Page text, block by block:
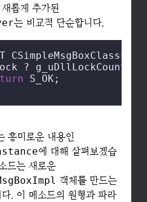
롭게 추가된
는 비교적 단순합니다.
? g_uDllLockCount++
S_OK;
흥미로운 내용인
에 대해 살펴보겠습
드는 새로운
객체를 만드는
. 이 메소드의 원형과 파라